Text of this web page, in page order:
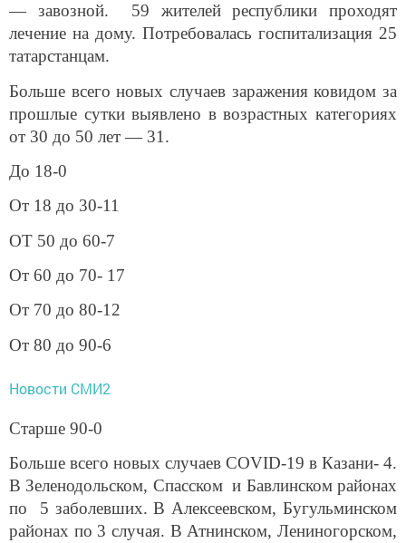
— завозной. 59 жителей республики проходят
лечение на дому. Потребовалась госпитализация 25
татарстанцам.
Больше всего новых случаев заражения ковидом за
прошлые сутки выявлено в возрастных категориях
от 30 до 50 лет — 31.
До 18-0
От 18 до 30-11
ОТ 50 до 60-7
От 60 до 70- 17
От 70 до 80-12
От 80 до 90-6
Новости СМИ2
Старше 90-0
Больше всего новых случаев COVID-19 в Казани- 4.
В Зеленодольском, Спасском и Бавлинском районах
по 5 заболевших. В Алексеевском, Бугульминском
районах по 3 случая. В Атнинском, Лениногорском,